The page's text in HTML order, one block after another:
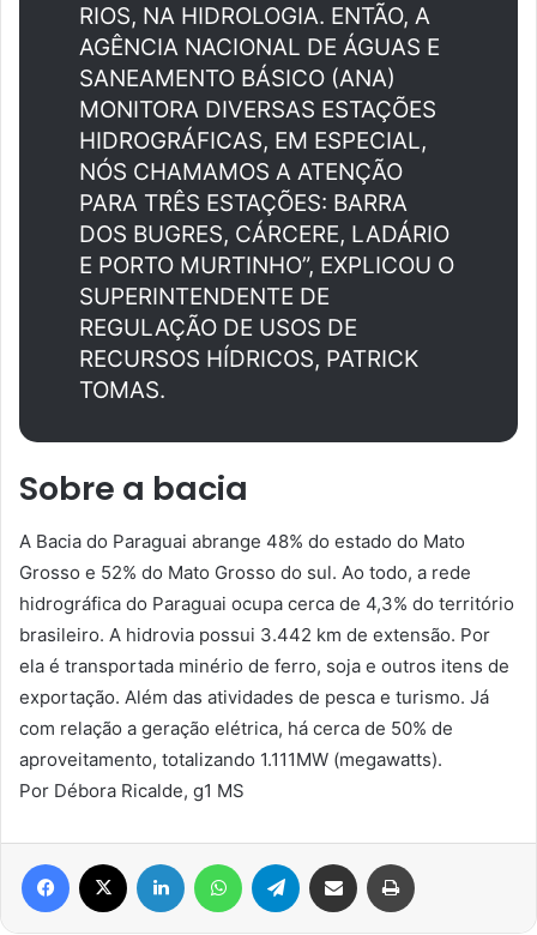
RIOS, NA HIDROLOGIA. ENTÃO, A
AGÊNCIA NACIONAL DE ÁGUAS E
SANEAMENTO BÁSICO (ANA)
MONITORA DIVERSAS ESTAÇÕES
HIDROGRÁFICAS, EM ESPECIAL,
NÓS CHAMAMOS A ATENÇÃO
PARA TRÊS ESTAÇÕES: BARRA
DOS BUGRES, CÁRCERE, LADÁRIO
E PORTO MURTINHO”, EXPLICOU O
SUPERINTENDENTE DE
REGULAÇÃO DE USOS DE
RECURSOS HÍDRICOS, PATRICK
TOMAS.
Sobre a bacia
A Bacia do Paraguai abrange 48% do estado do Mato
Grosso e 52% do Mato Grosso do sul. Ao todo, a rede
hidrográfica do Paraguai ocupa cerca de 4,3% do território
brasileiro. A hidrovia possui 3.442 km de extensão. Por
ela é transportada minério de ferro, soja e outros itens de
exportação. Além das atividades de pesca e turismo. Já
com relação a geração elétrica, há cerca de 50% de
aproveitamento, totalizando 1.111MW (megawatts).
Por Débora Ricalde, g1 MS
Facebook Linkedin WhatsAppTelegram Compartilhar via e-mail